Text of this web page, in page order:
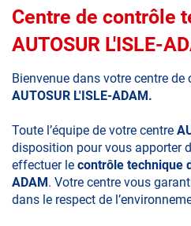
Centre de contrôle
AUTOSUR L'ISLE-
Bienvenue dans votre centre
AUTOSUR L'ISLE-ADAM.
Toute l’équipe de votre centre
disposition pour vous apporter
effectuer le contrôle technique
ADAM . Votre centre vous
dans le respect de